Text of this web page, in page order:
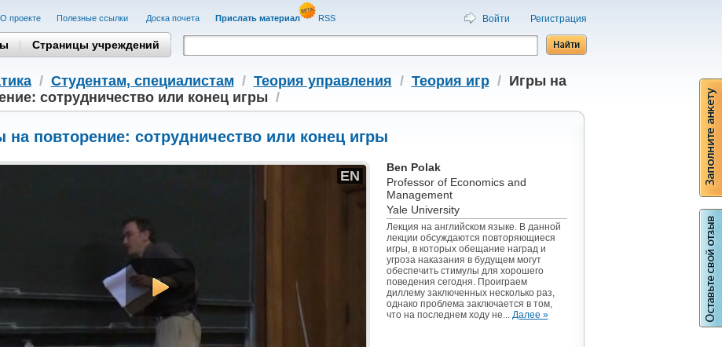
О проекте Полезные cсылки Доска почета Прислать материал RSS Войти Регистрация
Страницы учреждений
/ Студентам, cпециалистам / Теория управления / Теория игр/ Игры на
сотрудничество или конец игры /
на повторение: сотрудничество или конец игры
EN
Ben Polak
Professor of Economics and
Management
Yale University
Лекция на английском языке. В данной
лекции обсуждаются повторяющиеся
игры, в которых обещание наград и
угроза наказания в будущем могут
обеспечить стимулы для хорошего
поведения сегодня. Проиграем
диллему заключенных несколько раз,
однако проблема заключается в том,
что на последнем ходу не... Далее »